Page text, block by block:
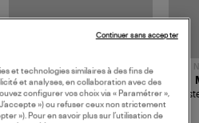
NOUVELLE COLLECTION
189,00 €
TORAL
Mocassins Killian Sport
Mousse
et technologies similaires à des fins de
et analyses, en collaboration avec des
configurer vos choix via « Paramétrer »,
») ou refuser ceux non strictement
»). Pour en savoir plus sur l’utilisation de
Continuer sans accepter